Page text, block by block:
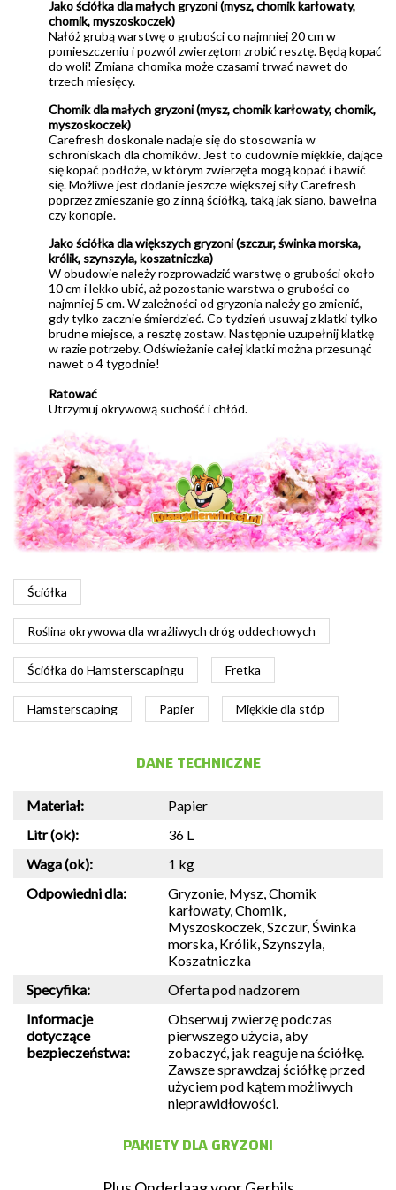
Jako ściółka dla małych gryzoni (mysz, chomik karłowaty,
chomik, myszoskoczek)
Nałóż grubą warstwę o grubości co najmniej 20 cm w
pomieszczeniu i pozwól zwierzętom zrobić resztę. Będą kopać
do woli! Zmiana chomika może czasami trwać nawet do
trzech miesięcy.
Chomik dla małych gryzoni (mysz, chomik karłowaty, chomik,
myszoskoczek)
Carefresh doskonale nadaje się do stosowania w
schroniskach dla chomików. Jest to cudownie miękkie, dające
się kopać podłoże, w którym zwierzęta mogą kopać i bawić
się. Możliwe jest dodanie jeszcze większej siły Carefresh
poprzez zmieszanie go z inną ściółką, taką jak siano, bawełna
czy konopie.
Jako ściółka dla większych gryzoni (szczur, świnka morska,
królik, szynszyla, koszatniczka)
W obudowie należy rozprowadzić warstwę o grubości około
10 cm i lekko ubić, aż pozostanie warstwa o grubości co
najmniej 5 cm. W zależności od gryzonia należy go zmienić,
gdy tylko zacznie śmierdzieć. Co tydzień usuwaj z klatki tylko
brudne miejsce, a resztę zostaw. Następnie uzupełnij klatkę
w razie potrzeby. Odświeżanie całej klatki można przesunąć
nawet o 4 tygodnie!
Ratować
Utrzymuj okrywową suchość i chłód.
Ściółka
Roślina okrywowa dla wrażliwych dróg oddechowych
Ściółka do Hamsterscapingu Fretka
Hamsterscaping Papier Miękkie dla stóp
DANE TECHNICZNE
Materiał:
Papier
Litr (ok):
36 L
Waga (ok):
1 kg
Odpowiedni dla:
Gryzonie, Mysz, Chomik
karłowaty, Chomik,
Myszoskoczek, Szczur, Świnka
morska, Królik, Szynszyla,
Koszatniczka
Specyfika:
Oferta pod nadzorem
Informacje
dotyczące
bezpieczeństwa:
Obserwuj zwierzę podczas
pierwszego użycia, aby
zobaczyć, jak reaguje na ściółkę.
Zawsze sprawdzaj ściółkę przed
użyciem pod kątem możliwych
nieprawidłowości.
PAKIETY DLA GRYZONI